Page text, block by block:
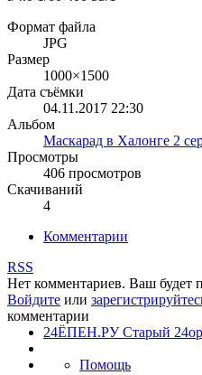
Формат файла
JPG
Размер
1000×1500
Дата съёмки
04.11.2017 22:30
Альбом
Маскарад в Халонге 2
Просмотры
406 просмотров
Скачиваний
4
Комментарии
RSS
Нет комментариев. Ваш будет
Войдите или
комментарии
24ЁПЕН.РУ Старый
Помощь